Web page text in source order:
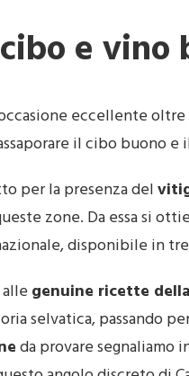
e vino
eccellente
il cibo buono
per la presenza del
zone. Da essa si
disponibile in
genuine ricette
selvatica, passando
da provare segnaliamo